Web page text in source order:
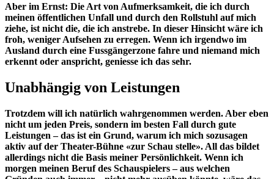
Aber im Ernst: Die Art von Aufmerksamkeit, die ich durch
meinen öffentlichen Unfall und durch den Rollstuhl auf mich
ziehe, ist nicht die, die ich anstrebe. In dieser Hinsicht wäre ich
froh, weniger Aufsehen zu erregen. Wenn ich irgendwo im
Ausland durch eine Fussgängerzone fahre und niemand mich
erkennt oder anspricht, geniesse ich das sehr.
Unabhängig von Leistungen
Trotzdem will ich natürlich wahrgenommen werden. Aber eben
nicht um jeden Preis, sondern im besten Fall durch gute
Leistungen – das ist ein Grund, warum ich mich sozusagen
aktiv auf der Theater-Bühne «zur Schau stelle». All das bildet
allerdings nicht die Basis meiner Persönlichkeit. Wenn ich
morgen meinen Beruf des Schauspielers – aus welchen